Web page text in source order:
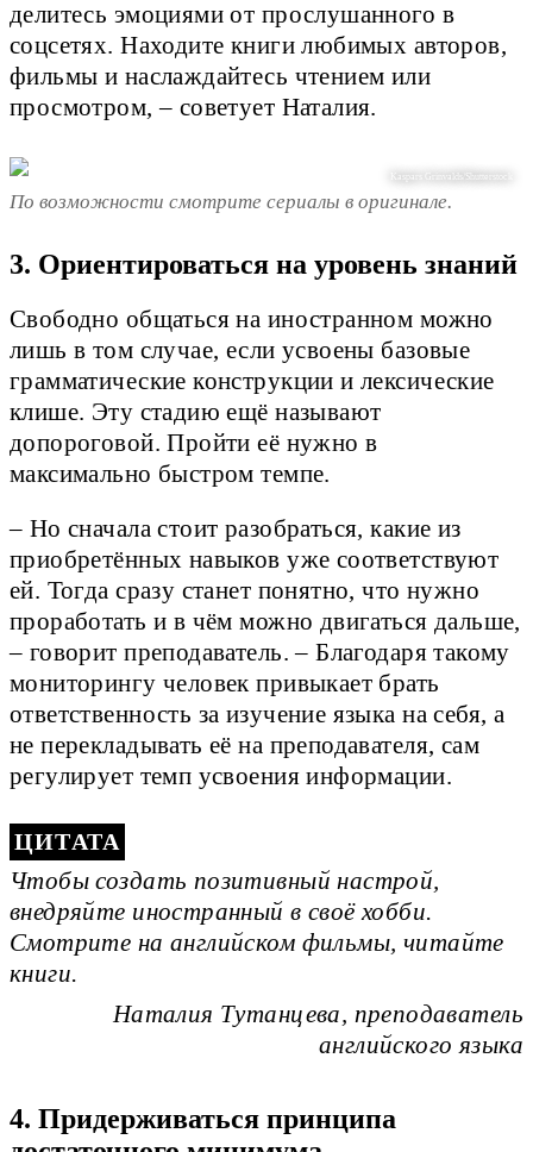
делитесь эмоциями от прослушанного в
соцсетях. Находите книги любимых авторов,
фильмы и наслаждайтесь чтением или
просмотром, – советует Наталия.
Kaspars Grinvalds/Shutterstock
По возможности смотрите сериалы в оригинале.
3. Ориентироваться на уровень знаний
Свободно общаться на иностранном можно
лишь в том случае, если усвоены базовые
грамматические конструкции и лексические
клише. Эту стадию ещё называют
допороговой. Пройти её нужно в
максимально быстром темпе.
– Но сначала стоит разобраться, какие из
приобретённых навыков уже соответствуют
ей. Тогда сразу станет понятно, что нужно
проработать и в чём можно двигаться дальше,
– говорит преподаватель. – Благодаря такому
мониторингу человек привыкает брать
ответственность за изучение языка на себя, а
не перекладывать её на преподавателя, сам
регулирует темп усвоения информации.
Чтобы создать позитивный настрой,
внедряйте иностранный в своё хобби.
Смотрите на английском фильмы, читайте
книги.
Наталия Тутанцева, преподаватель
английского языка
4. Придерживаться принципа